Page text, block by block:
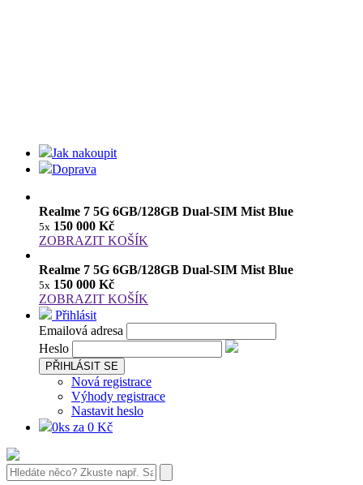
Jak nakoupit
Doprava
Realme 7 5G 6GB/128GB Dual-SIM Mist Blue
5x 150 000 Kč
ZOBRAZIT KOŠÍK
Realme 7 5G 6GB/128GB Dual-SIM Mist Blue
5x 150 000 Kč
ZOBRAZIT KOŠÍK
Přihlásit
Emailová adresa
Heslo
PŘIHLÁSIT SE
Nová registrace
Výhody registrace
Nastavit heslo
0ks za 0 Kč